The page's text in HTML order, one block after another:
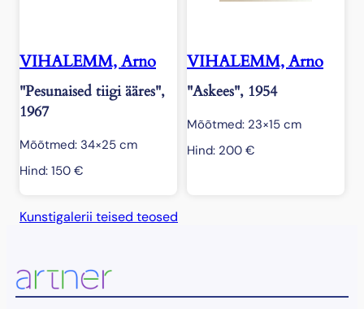
VIHALEMM, Arno
"Pesunaised tiigi ääres",
1967
Mõõtmed: 34×25 cm
Hind: 150 €
VIHALEMM, Arno
"Askees", 1954
Mõõtmed: 23×15 cm
Hind: 200 €
Kunstigalerii teised teosed